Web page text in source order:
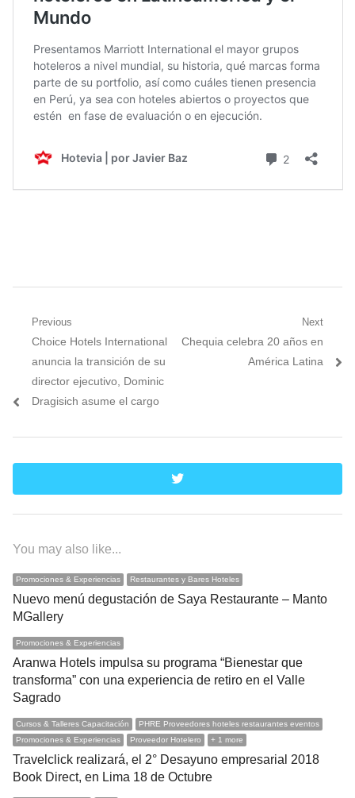
Navegación
entradas
Previous
Previous
post:
Choice Hotels International
anuncia la transición de su
director ejecutivo, Dominic
Dragisich asume el cargo
Next
Next
Chequia celebra 20 años en
América Latina
twitter
You may also like...
Promociones & Experiencias Restaurantes y Bares Hoteles
Nuevo menú degustación de Saya Restaurante – Manto
MGallery
Promociones & Experiencias
Aranwa Hotels impulsa su programa “Bienestar que
transforma” con una experiencia de retiro en el Valle
Sagrado
Cursos & Talleres Capacitación
PHRE Proveedores hoteles restaurantes eventos
Promociones & Experiencias
Proveedor Hotelero + 1 more
Travelclick realizará, el 2° Desayuno empresarial 2018
Book Direct, en Lima 18 de Octubre